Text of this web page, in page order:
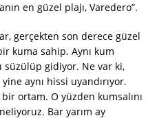
en güzel plajı, Varedero”.
gerçekten son derece güzel
kuma sahip. Aynı kum
süzülüp gidiyor. Ne var ki,
aynı hissi uyandırıyor.
ortam. O yüzden kumsalını
Bar yarım ay